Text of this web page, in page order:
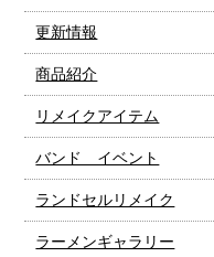
更新情報
商品紹介
リメイクアイテム
バンド イベント
ランドセルリメイク
ラーメンギャラリー